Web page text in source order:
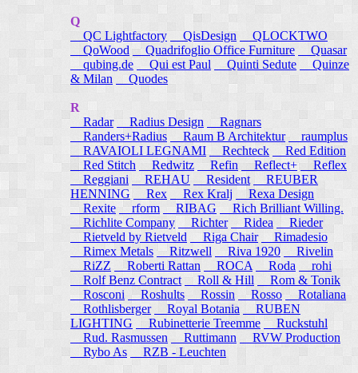
Q
QC Lightfactory
QisDesign
QLOCKTWO
QoWood Quadrifoglio Office Furniture
Quasar
qubing.de
Qui est Paul Quinti Sedute
Quinze
& Milan
Quodes
R
Radar
Radius Design
Ragnars
Randers+Radius
Raum B Architektur raumplus
RAVAIOLI LEGNAMI
Rechteck
Red Edition
Red Stitch
Redwitz Refin Reflect+
Reflex
Reggiani
REHAU Resident
REUBER
HENNING
Rex Rex Kralj
Rexa Design
Rexite
rform RIBAG
Rich Brilliant Willing.
Richlite Company
Richter Ridea
Rieder
Rietveld by Rietveld
Riga Chair
Rimadesio
Rimex Metals
Ritzwell Riva 1920
Rivelin
RiZZ
Roberti Rattan ROCA Roda
rohi
Rolf Benz Contract
Roll & Hill
Rom & Tonik
Rosconi Roshults Rossin Rosso
Rotaliana
Rothlisberger
Royal Botania
RUBEN
LIGHTING
Rubinetterie Treemme
Ruckstuhl
Rud. Rasmussen
Ruttimann
RVW Production
Rybo As
RZB - Leuchten